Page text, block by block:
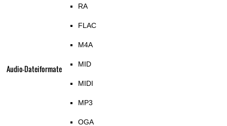
Audio-Dateiformate
RA
FLAC
M4A
MID
MIDI
MP3
OGA